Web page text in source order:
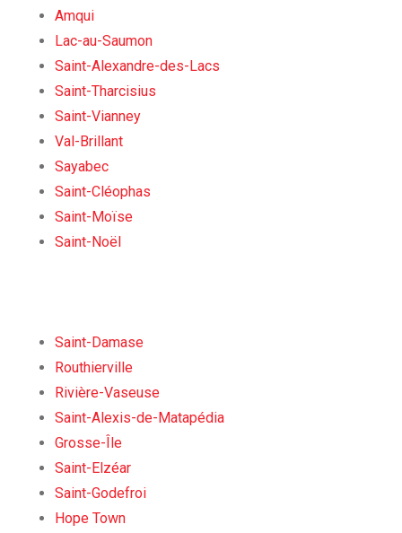
Amqui
Lac-au-Saumon
Saint-Alexandre-des-Lacs
Saint-Tharcisius
Saint-Vianney
Val-Brillant
Sayabec
Saint-Cléophas
Saint-Moïse
Saint-Noël
Saint-Damase
Routhierville
Rivière-Vaseuse
Saint-Alexis-de-Matapédia
Grosse-Île
Saint-Elzéar
Saint-Godefroi
Hope Town